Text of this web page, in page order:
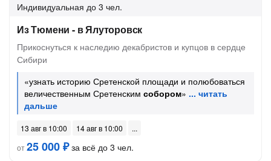
Индивидуальная до 3 чел.
Из Тюмени - в Ялуторовск
Прикоснуться к наследию декабристов и купцов в сердце
Сибири
«узнать историю Сретенской площади и полюбоваться
величественным Сретенским собором»
13 авг в 10:00
14 авг в 10:00
от25 000 ₽за всё до 3 чел.